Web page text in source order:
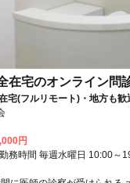
在宅のオンライン問
宅(フルリモート)・地方も歓
円
務時間 毎週水曜日 10:00～